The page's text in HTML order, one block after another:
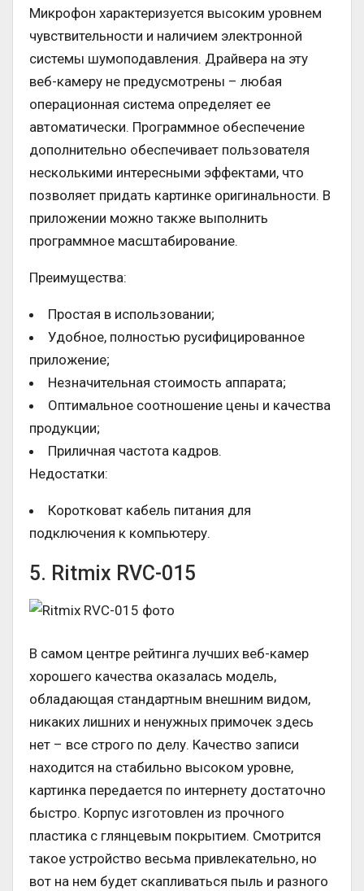
Микрофон характеризуется высоким уровнем
чувствительности и наличием электронной
системы шумоподавления. Драйвера на эту
веб-камеру не предусмотрены – любая
операционная система определяет ее
автоматически. Программное обеспечение
дополнительно обеспечивает пользователя
несколькими интересными эффектами, что
позволяет придать картинке оригинальности. В
приложении можно также выполнить
программное масштабирование.
Преимущества:
Простая в использовании;
Удобное, полностью русифицированное
приложение;
Незначительная стоимость аппарата;
Оптимальное соотношение цены и качества
продукции;
Приличная частота кадров.
Недостатки:
Коротковат кабель питания для
подключения к компьютеру.
5. Ritmix RVC-015
В самом центре рейтинга лучших веб-камер
хорошего качества оказалась модель,
обладающая стандартным внешним видом,
никаких лишних и ненужных примочек здесь
нет – все строго по делу. Качество записи
находится на стабильно высоком уровне,
картинка передается по интернету достаточно
быстро. Корпус изготовлен из прочного
пластика с глянцевым покрытием. Смотрится
такое устройство весьма привлекательно, но
вот на нем будет скапливаться пыль и разного